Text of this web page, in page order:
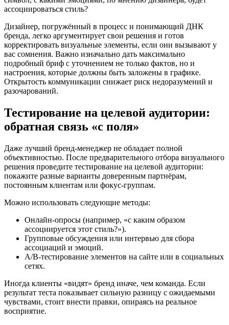
ассоциироваться стиль?
Дизайнер, погружённый в процесс и понимающий ДНК
бренда, легко аргументирует свои решения и готов
корректировать визуальные элементы, если они вызывают у
вас сомнения. Важно изначально дать максимально
подробный бриф с уточнением не только фактов, но и
настроения, которые должны быть заложены в графике.
Открытость коммуникации снижает риск недоразумений и
разочарований.
Тестирование на целевой аудитории:
обратная связь «с поля»
Даже лучший бренд-менеджер не обладает полной
объективностью. После предварительного отбора визуального
решения проведите тестирование на целевой аудитории:
покажите разные варианты доверенным партнёрам,
постоянным клиентам или фокус-группам.
Можно использовать следующие методы:
Онлайн-опросы (например, «с каким образом
ассоциируется этот стиль?»).
Групповые обсуждения или интервью для сбора
ассоциаций и эмоций.
А/В-тестирование элементов на сайте или в социальных
сетях.
Иногда клиенты «видят» бренд иначе, чем команда. Если
результат теста показывает сильную разницу с ожидаемыми
чувствами, стоит внести правки, опираясь на реальное
восприятие.